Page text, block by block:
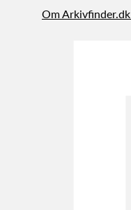
Om Arkivfinder.dk